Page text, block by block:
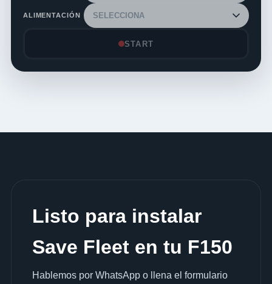
ALIMENTACIÓN
START
Listo para instalar
Save Fleet en tu F150
Hablemos por WhatsApp o llena el formulario